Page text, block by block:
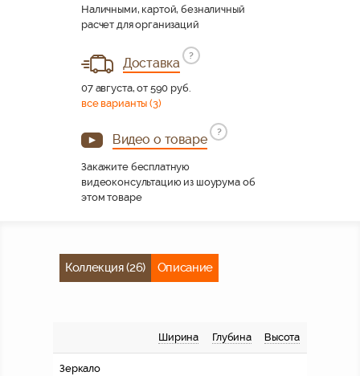
Наличными, картой, безналичный
расчет для организаций
Доставка
?
07 августа, от 590 руб.
все варианты (3)
Видео о товаре
?
Закажите бесплатную
видеоконсультацию из шоурума об
этом товаре
Коллекция (26) Описание
Ширина Глубина Высота
Зеркало